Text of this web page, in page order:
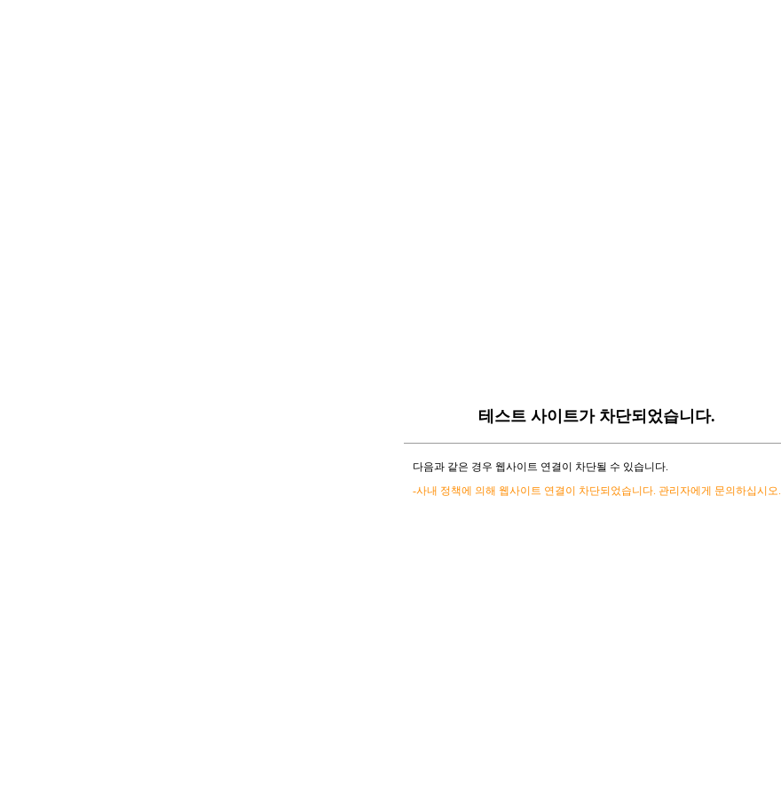
테스트 사이트가 차단되었습니다.
다음과 같은 경우 웹사이트 연결이 차단될 수 있습니다.
-사내 정책에 의해 웹사이트 연결이 차단되었습니다. 관리자에게 문의하십시오.